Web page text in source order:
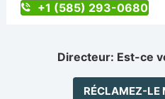
+1 (585) 293-0680
Directeur: Est-ce
RÉCLAMEZ-LE